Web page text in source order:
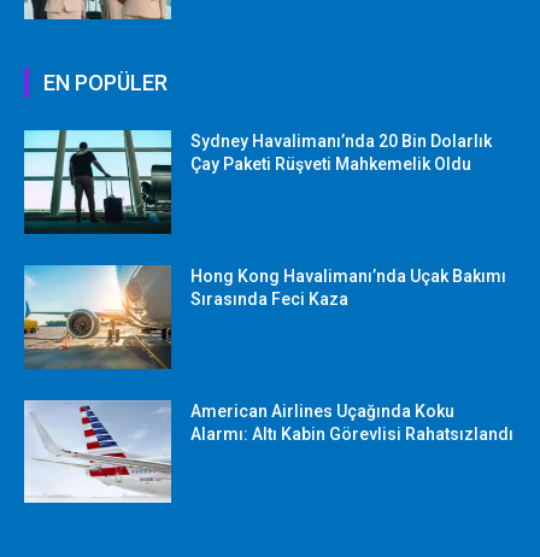
EN POPÜLER
Sydney Havalimanı’nda 20 Bin Dolarlık
Çay Paketi Rüşveti Mahkemelik Oldu
Hong Kong Havalimanı’nda Uçak Bakımı
Sırasında Feci Kaza
American Airlines Uçağında Koku
Alarmı: Altı Kabin Görevlisi Rahatsızlandı